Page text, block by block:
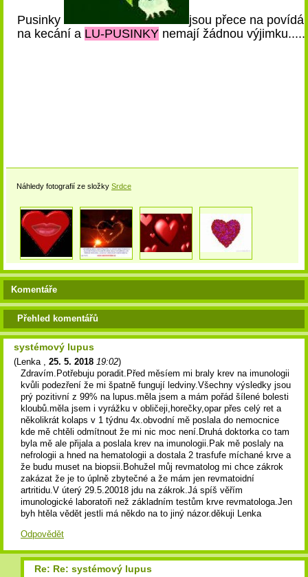
Pusinky
jsou přece na
na kecání a LU-PUSINKY nemají žádnou
Náhledy fotografií ze složky Srdce
Komentáře
Přehled komentářů
systémový lupus
( Lenka 25. 5. 2018 19:02)
Zdravím.Potřebuju poradit.Před měsíem mi braly krev na imunologii
kvůli podezření že mi špatně fungují ledviny.Všechny výsledky jsou
prý pozitivní z 99% na lupus.měla jsem a mám pořád šílené bolesti
kloubů.měla jsem i vyrážku v obličeji,horečky,opar přes celý ret a
několikrát kolaps v 1 týdnu 4x.obvodní mě poslala do nemocnice
kde mě chtěli odmítnout že mi nic moc není.Druhá doktorka co tam
byla mě ale přijala a poslala krev na imunologii.Pak mě poslaly na
nefrologii a hned na hematologii a dostala 2 trasfufe míchané krve a
že budu muset na biopsii.Bohužel můj revmatolog mi chce zákrok
zakázat že je to úplně zbytečné a že mám jen revmatoidní
artritidu.V úterý 29.5.20018 jdu na zákrok.Já spíš věřím
imunologické laboratoři než základním testům krve revmatologa.Jen
byh htěla vědět jestli má někdo na to jiný názor.děkuji Lenka
Odpovědět
Re: Re: systémový lupus